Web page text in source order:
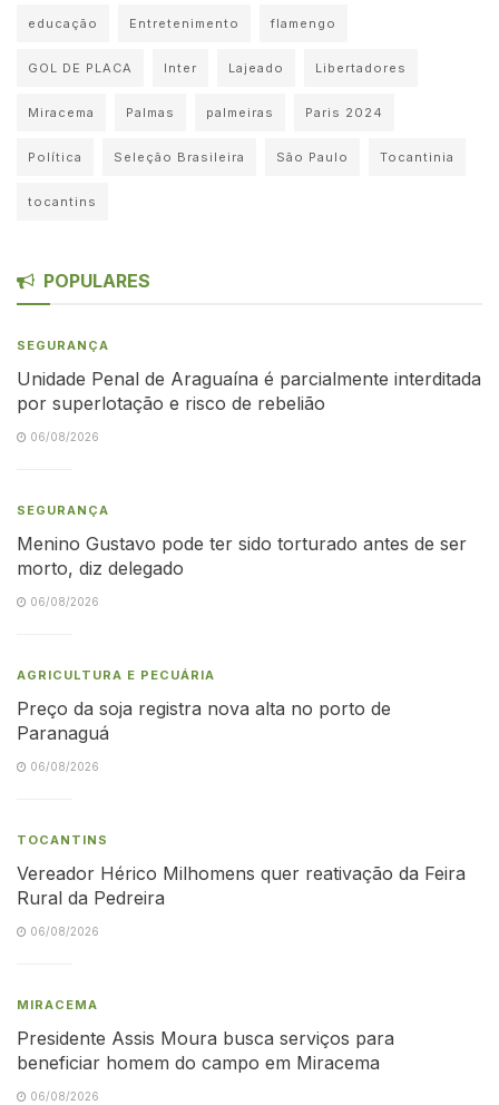
educação Entretenimento flamengo
GOL DE PLACA Inter Lajeado Libertadores
Miracema Palmas palmeiras Paris 2024
Política Seleção Brasileira São Paulo Tocantinia
tocantins
POPULARES
SEGURANÇA
Unidade Penal de Araguaína é parcialmente interditada
por superlotação e risco de rebelião
06/08/2026
SEGURANÇA
Menino Gustavo pode ter sido torturado antes de ser
morto, diz delegado
06/08/2026
AGRICULTURA E PECUÁRIA
Preço da soja registra nova alta no porto de
Paranaguá
06/08/2026
TOCANTINS
Vereador Hérico Milhomens quer reativação da Feira
Rural da Pedreira
06/08/2026
MIRACEMA
Presidente Assis Moura busca serviços para
beneficiar homem do campo em Miracema
06/08/2026